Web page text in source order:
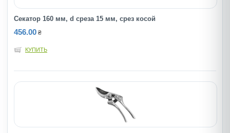
Секатор 160 мм, d среза 15 мм, срез косой
456.00 ₴
КУПИТЬ